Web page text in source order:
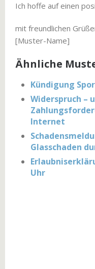
Ich hoffe auf einen
mit freundlichen
[Muster-Name]
Ähnliche
Kündigung
Widerspruch –
Internet
Glasschaden
Uhr